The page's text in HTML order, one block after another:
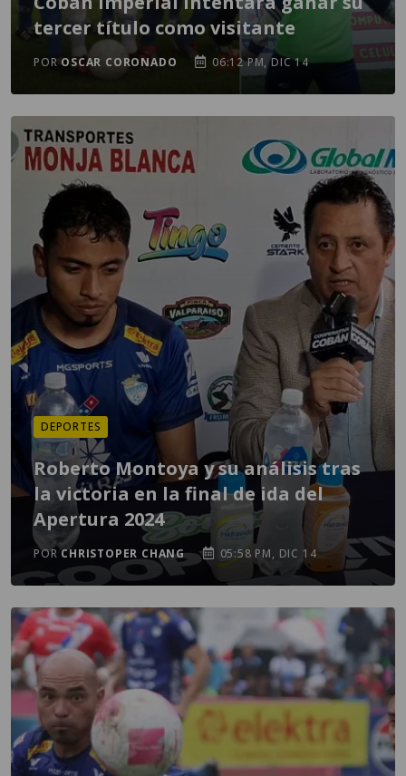
tercer título como visitante
POROSCAR CORONADO 06:12 PM, DIC 14
DEPORTES
Roberto Montoya y su análisis tras
la victoria en la final de ida del
Apertura 2024
PORCHRISTOPER CHANG 05:58 PM, DIC 14